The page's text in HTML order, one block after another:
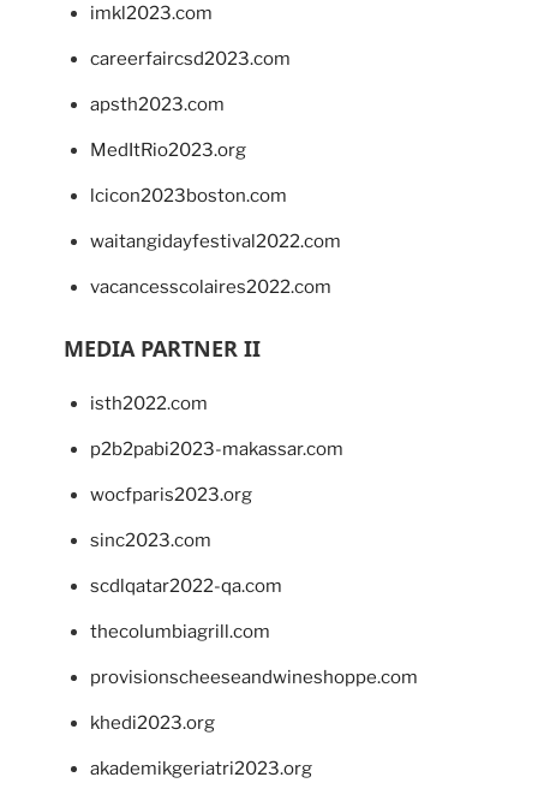
imkl2023.com
careerfaircsd2023.com
apsth2023.com
MedItRio2023.org
lcicon2023boston.com
waitangidayfestival2022.com
vacancesscolaires2022.com
MEDIA PARTNER II
isth2022.com
p2b2pabi2023-makassar.com
wocfparis2023.org
sinc2023.com
scdlqatar2022-qa.com
thecolumbiagrill.com
provisionscheeseandwineshoppe.com
khedi2023.org
akademikgeriatri2023.org